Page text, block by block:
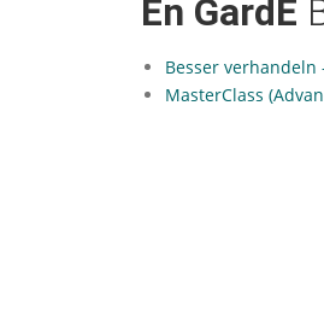
En GardE
Besser verhandeln
MasterClass